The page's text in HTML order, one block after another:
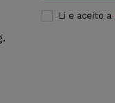
Li e aceito a